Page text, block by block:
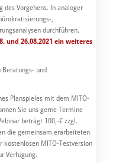
Vorgehens. In analoger
,
durchführen.
und 26.08.2021 ein weiteres
und
Planspieles mit dem MITO-
Sie uns gerne Termine
beträgt 100,-€ zzgl.
die gemeinsam erarbeiteten
MITO-Testversion
Verfügung.